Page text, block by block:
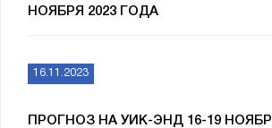
НОЯБРЯ 2023 ГОДА
16.11.2023
ПРОГНОЗ НА УИК-ЭНД 16-19